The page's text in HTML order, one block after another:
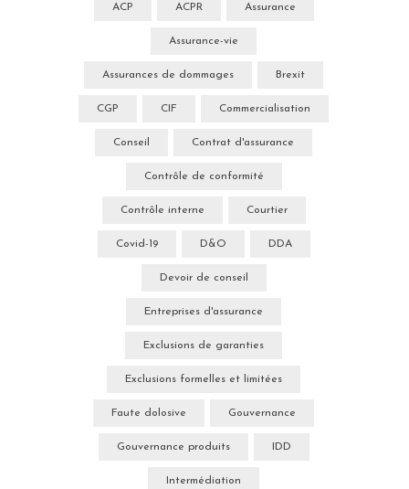
ACP ACPR Assurance
Assurance-vie
Assurances de dommages Brexit
CGP CIF Commercialisation
Conseil Contrat d'assurance
Contrôle de conformité
Contrôle interne Courtier
Covid-19 D&O DDA
Devoir de conseil
Entreprises d'assurance
Exclusions de garanties
Exclusions formelles et limitées
Faute dolosive Gouvernance
Gouvernance produits IDD
Intermédiation